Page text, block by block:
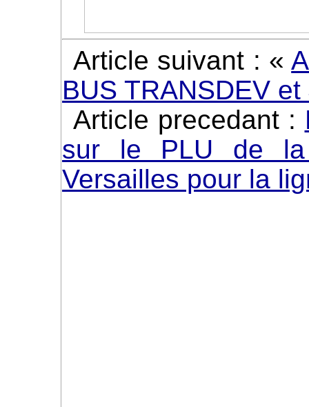
Article suivant : «
BUS TRANSDEV
Article precedant :
sur le PLU de
Versailles pour la